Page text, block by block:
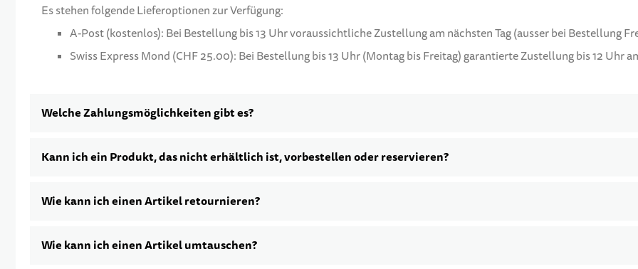
Es stehen folgende Lieferoptionen zur Verfügung:
A-Post (kostenlos): Bei Bestellung bis 13 Uhr voraussichtliche Zustellung am nächsten Tag (ausser bei Bestellung
Swiss Express Mond (CHF 25.00): Bei Bestellung bis 13 Uhr (Montag bis Freitag) garantierte Zustellung bis 12 Uhr
Welche Zahlungsmöglichkeiten gibt es?
Kann ich ein Produkt, das nicht erhältlich ist, vorbestellen oder reservieren?
Wie kann ich einen Artikel retournieren?
Wie kann ich einen Artikel umtauschen?